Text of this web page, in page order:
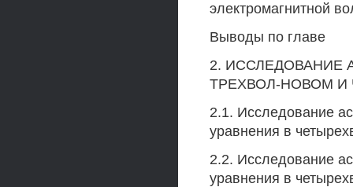
электромагнитной
Выводы по главе
2. ИССЛЕДОВАНИЕ
ТРЕХВОЛ-НОВОМ
2.1. Исследование
уравнения в
2.2. Исследование
уравнения в